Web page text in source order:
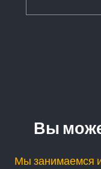
Вы
Мы занимаемся